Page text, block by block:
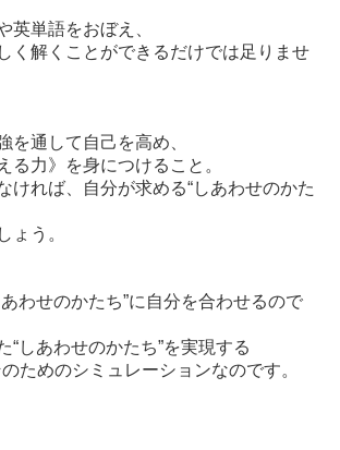
英単語をおぼえ、
く解くことができるだけでは足りませ
を通して自己を高め、
る力》を身につけること。
ければ、自分が求める“しあわせのかた
ょう。
わせのかたち”に自分を合わせるので
“しあわせのかたち”を実現する
ためのシミュレーションなのです。